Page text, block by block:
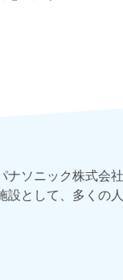
ソニック株式会
設として、多くの